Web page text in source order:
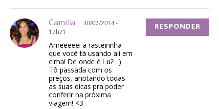
Camilla
30/07/2014 -
12h21
Ameeeeei a rasteirinha
que você tá usando ali em
cima! De onde é Lu? : )
Tô passada com os
preços, anotando todas
as suas dicas pra poder
conferir na próxima
viagem! <3
RESPONDER